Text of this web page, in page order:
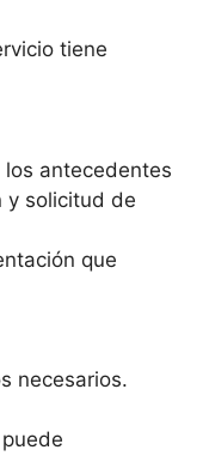
tiene
antecedentes
y solicitud de
que
necesarios.